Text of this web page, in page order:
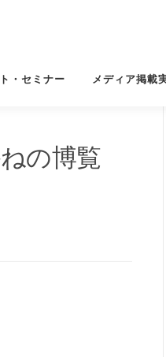
・セミナー メディア掲載
の博覧